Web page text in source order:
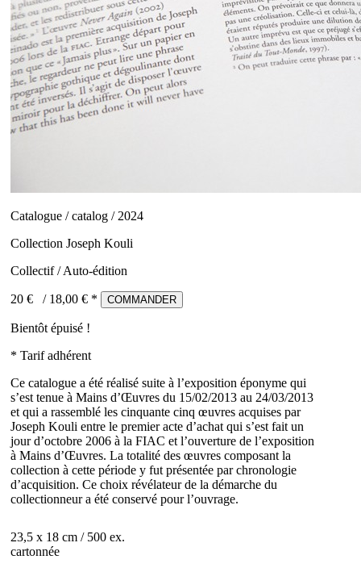
Catalogue / catalog / 2024
Collection Joseph Kouli
Collectif / Auto-édition
20 € / 18,00 € * COMMANDER
Bientôt épuisé !
* Tarif adhérent
Ce catalogue a été réalisé suite à l’exposition éponyme qui
s’est tenue à Mains d’Œuvres du 15/02/2013 au 24/03/2013
et qui a rassemblé les cinquante cinq œuvres acquises par
Joseph Kouli entre le premier acte d’achat qui s’est fait un
jour d’octobre 2006 à la FIAC et l’ouverture de l’exposition
à Mains d’Œuvres. La totalité des œuvres composant la
collection à cette période y fut présentée par chronologie
d’acquisition. Ce choix révélateur de la démarche du
collectionneur a été conservé pour l’ouvrage.
23,5 x 18 cm / 500 ex.
cartonnée